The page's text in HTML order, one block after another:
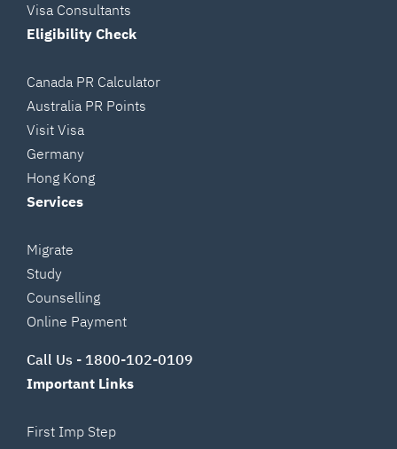
Visa Consultants
Eligibility Check
Canada PR Calculator
Australia PR Points
Visit Visa
Germany
Hong Kong
Services
Migrate
Study
Counselling
Online Payment
Call Us - 1800-102-0109
Important Links
First Imp Step